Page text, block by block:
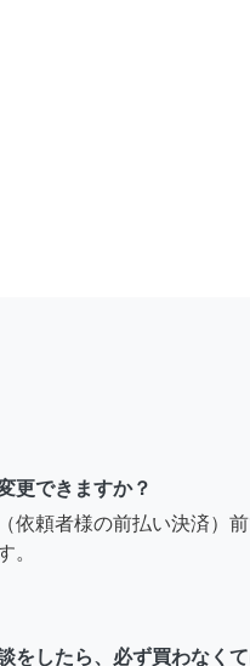
更できますか？
依頼者様の前払い決済）
。
をしたら、必ず買わなく